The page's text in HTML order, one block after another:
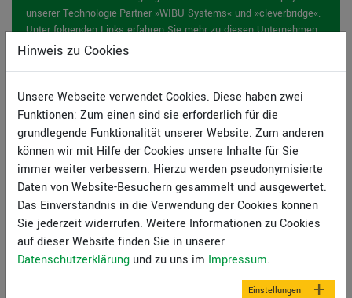
unserer Technologie-Partner »WIBU Systems« und »cleverbridge«.
Unter folgenden Links erfahren Sie mehr zu diesen Unternehmen.
Zusatzinformationen:
Handbuch
Handbuch Mini-CAD
Lizenzvereinbarungen
Systemvoraussetzungen
Pentium III oder höherer Prozessor
Microsoft Windows® 10 (SAC), 11, Server 2016,
Hinweis zu Cookies
Unsere Webseite verwendet Cookies. Diese haben zwei
Funktionen: Zum einen sind sie erforderlich für die
grundlegende Funktionalität unserer Website. Zum anderen
können wir mit Hilfe der Cookies unsere Inhalte für Sie
immer weiter verbessern. Hierzu werden pseudonymisierte
Daten von Website-Besuchern gesammelt und ausgewertet.
Das Einverständnis in die Verwendung der Cookies können
Sie jederzeit widerrufen. Weitere Informationen zu Cookies
auf dieser Website finden Sie in unserer
Datenschutzerklärung und zu uns im Impressum.
Einstellungen